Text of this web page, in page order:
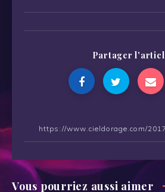
Partager
Vous pourriez aussi aimer